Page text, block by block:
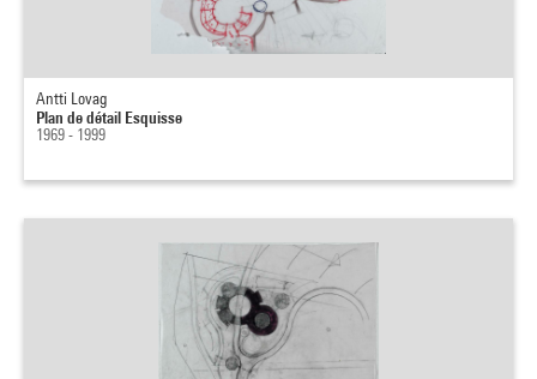
Antti Lovag
Plan de détail Esquisse
1969 - 1999